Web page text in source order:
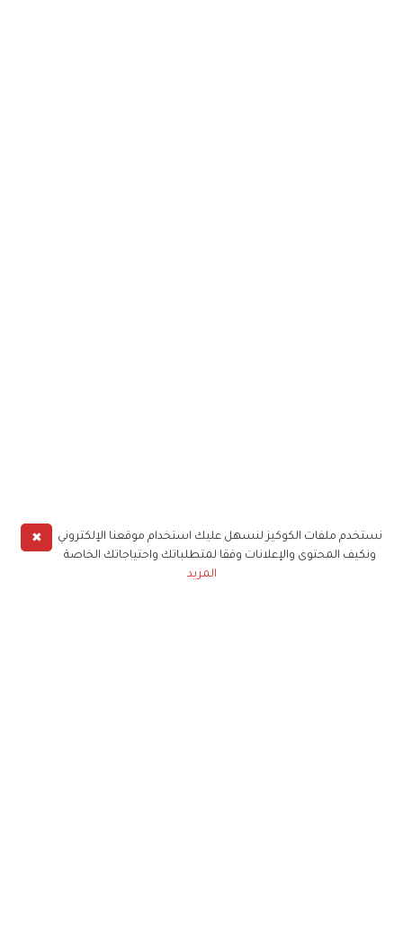
✖
نستخدم ملفات الكوكيز لنسهل عليك استخدام موقعنا الإلكتروني
ونكيف المحتوى والإعلانات وفقا لمتطلباتك واحتياجاتك الخاصة
المزيد